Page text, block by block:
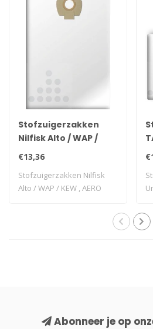
Stofzuigerzakken
Nilfisk Alto / WAP /
KEW , AERO 20/25 - 5
stuks
€13,36
Stofzuigerzakken Nilfisk
Alto / WAP / KEW , AERO
Abonneer je op